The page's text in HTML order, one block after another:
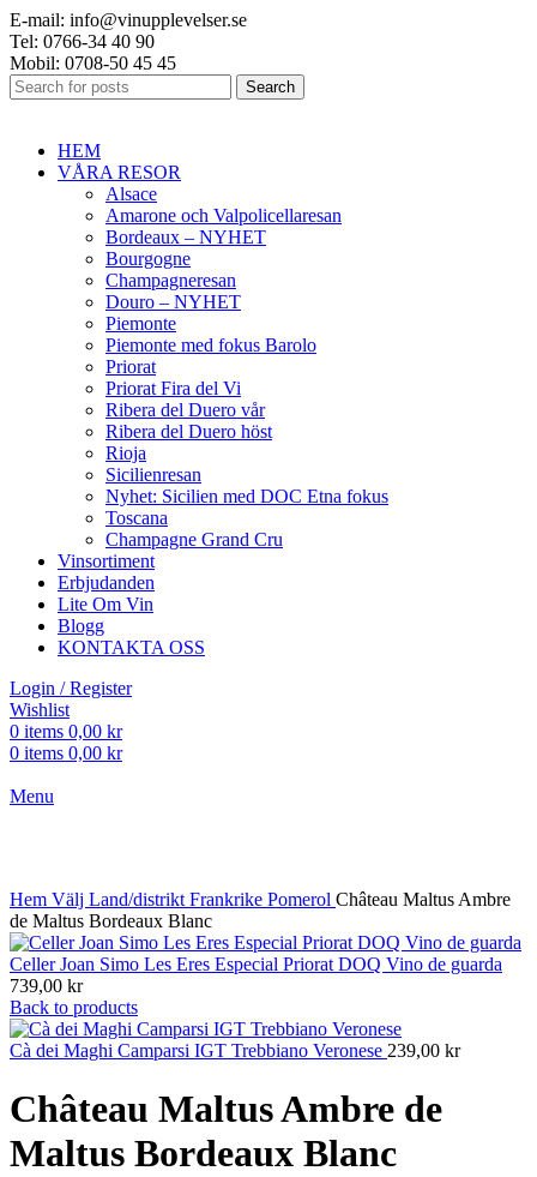
E-mail: info@vinupplevelser.se
Tel: 0766-34 40 90
Mobil: 0708-50 45 45
Search
HEM
VÅRA RESOR
Alsace
Amarone och Valpolicellaresan
Bordeaux – NYHET
Bourgogne
Champagneresan
Douro – NYHET
Piemonte
Piemonte med fokus Barolo
Priorat
Priorat Fira del Vi
Ribera del Duero vår
Ribera del Duero höst
Rioja
Sicilienresan
Nyhet: Sicilien med DOC Etna fokus
Toscana
Champagne Grand Cru
Vinsortiment
Erbjudanden
Lite Om Vin
Blogg
KONTAKTA OSS
Login / Register
Wishlist
0 items 0,00 kr
0 items 0,00 kr
Menu
Hem Välj Land/distrikt Frankrike Pomerol Château Maltus Ambre
de Maltus Bordeaux Blanc
Celler Joan Simo Les Eres Especial Priorat DOQ Vino de guarda
739,00 kr
Back to products
Cà dei Maghi Camparsi IGT Trebbiano Veronese 239,00 kr
Château Maltus Ambre de
Maltus Bordeaux Blanc